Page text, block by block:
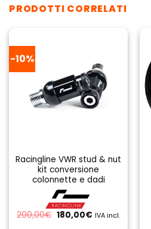
PRODOTTI CORRELATI
-10%
Racingline VWR stud & nut
kit conversione
colonnette e dadi
200,00€ Il
prezzo
180,00€IlIVA incl.